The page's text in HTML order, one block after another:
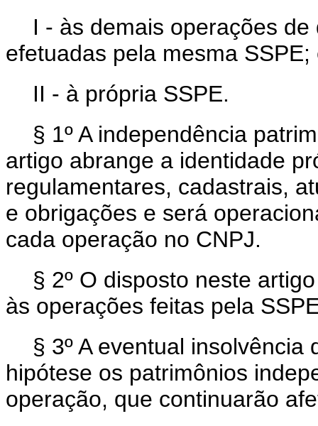
I - às demais operações
efetuadas pela mesma SSPE;
II - à própria SSPE.
§ 1º A independência
artigo abrange a identidade
regulamentares, cadastrais,
e obrigações e será
cada operação no CNPJ.
§ 2º O disposto neste
às operações feitas pela
§ 3º A eventual
hipótese os patrimônios
operação, que continuarão